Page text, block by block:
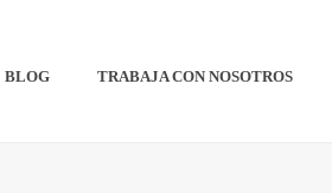
BLOG TRABAJA CON NOSOTROS